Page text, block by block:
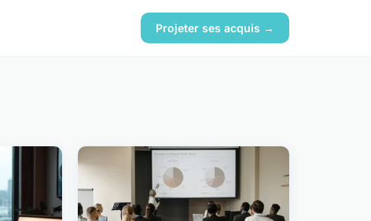
Projeter ses acquis →